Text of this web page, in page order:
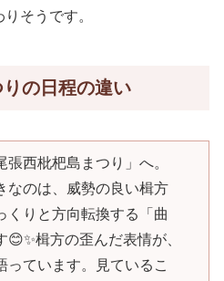
そうです。
の日程の違い
張西枇杷島まつり」へ。
なのは、威勢の良い楫方
くりと方向転換する「曲
楫方の歪んだ表情が、
っています。見ているこ